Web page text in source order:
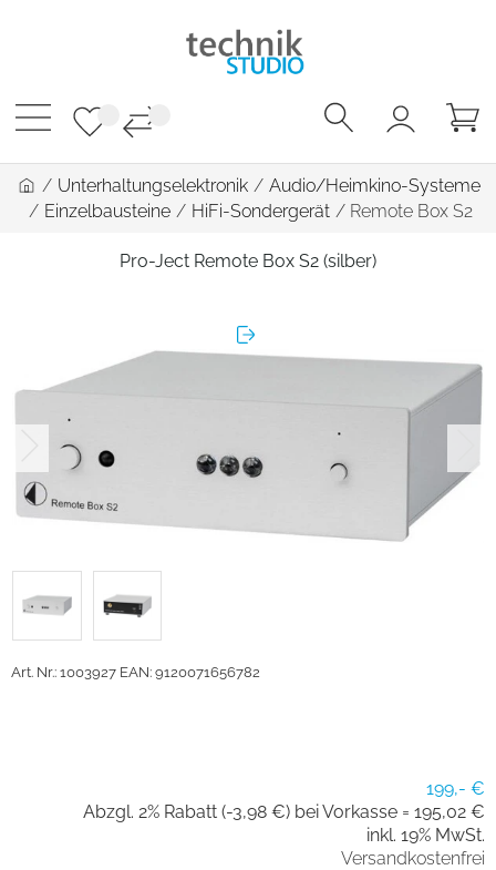
/ Unterhaltungselektronik / Audio/Heimkino-Systeme
/ Einzelbausteine / HiFi-Sondergerät / Remote Box S2
Pro-Ject Remote Box S2 (silber)
Art. Nr.: 1003927 EAN: 9120071656782
199,- €
Abzgl. 2% Rabatt (-3,98 €) bei Vorkasse = 195,02 €
inkl. 19% MwSt.
Versandkostenfrei